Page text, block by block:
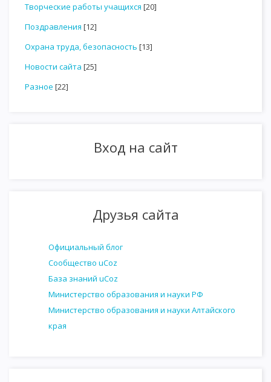
Творческие работы учащихся [20]
Поздравления [12]
Охрана труда, безопасность [13]
Новости сайта [25]
Разное [22]
Вход на сайт
Друзья сайта
Официальный блог
Сообщество uCoz
База знаний uCoz
Министерство образования и науки РФ
Министерство образования и науки Алтайского
края